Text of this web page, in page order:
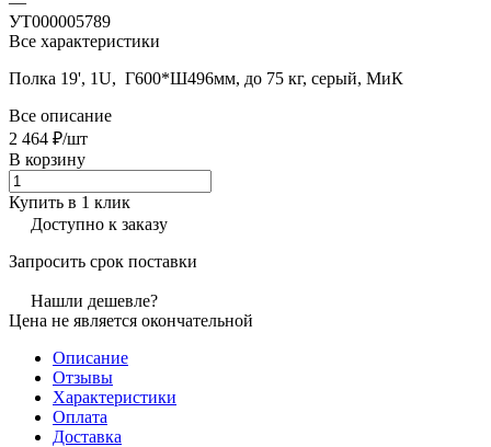
УТ000005789
Все характеристики
Полка 19', 1U, Г600*Ш496мм, до 75 кг, серый, МиК
Все описание
2 464 ₽/шт
В корзину
Купить в 1 клик
Доступно к заказу
Запросить срок поставки
Нашли дешевле?
Цена не является окончательной
Описание
Отзывы
Характеристики
Оплата
Доставка